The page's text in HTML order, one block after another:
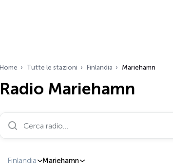
Home Tutte le stazioni Finlandia Mariehamn
Radio Mariehamn
Cerca radio…
Finlandia Mariehamn